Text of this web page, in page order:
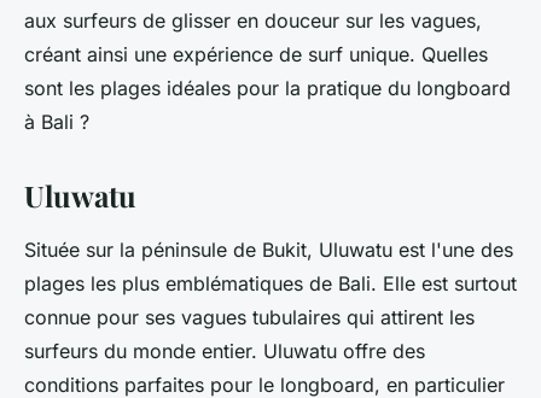
aux surfeurs de glisser en douceur sur les vagues,
créant ainsi une expérience de surf unique. Quelles
sont les plages idéales pour la pratique du longboard
à Bali ?
Uluwatu
Située sur la péninsule de Bukit, Uluwatu est l'une des
plages les plus emblématiques de Bali. Elle est surtout
connue pour ses vagues tubulaires qui attirent les
surfeurs du monde entier. Uluwatu offre des
conditions parfaites pour le longboard, en particulier